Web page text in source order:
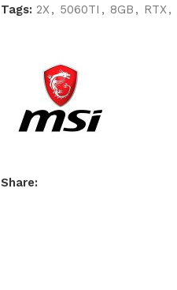
Tags: 2X, 5060TI , 8GB , RTX,
Share: